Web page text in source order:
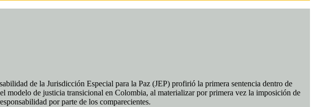
de la Jurisdicción Especial para la Paz (JEP) profirió la primera sentencia dentro de
modelo de justicia transicional en Colombia, al materializar por primera vez la imposición de
por parte de los comparecientes.